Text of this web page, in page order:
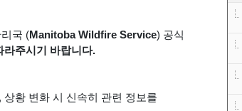
국 (Manitoba Wildfire Service) 공식
라주시기 바랍니다.
황 변화 시 신속히 관련 정보를